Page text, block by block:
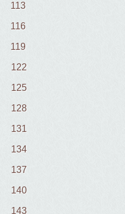
113
116
119
122
125
128
131
134
137
140
143